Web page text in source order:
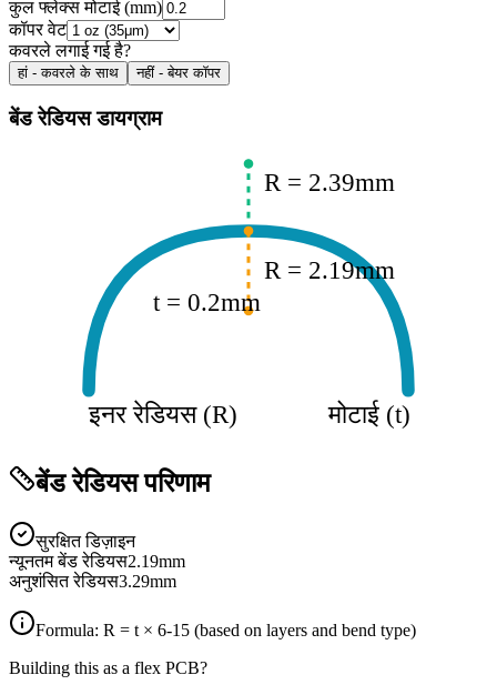
कुल फ्लेक्स मोटाई(mm)
कॉपर वेट
कवरले लगाई गई है?
हां - कवरले के साथ नहीं - बेयर कॉपर
बेंड रेडियस डायग्राम
R = 2.19mm
R = 2.39mm
t = 0.2mm
इनर रेडियस (R) मोटाई (t)
बेंड रेडियस परिणाम
सुरक्षित डिज़ाइन
न्यूनतम बेंड रेडियस2.19mm
अनुशंसित रेडियस3.29mm
Formula: R = t × 6-15 (based on layers and bend type)
Building this as a flex PCB?